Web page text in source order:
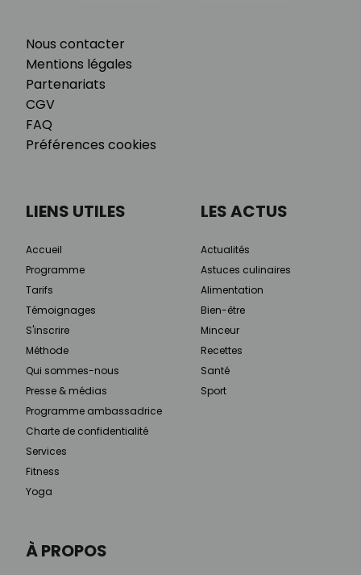
Nous contacter
Mentions légales
Partenariats
CGV
FAQ
Préférences cookies
À PROPOS
LIENS UTILES
Accueil
Programme
Tarifs
Témoignages
S'inscrire
Méthode
Qui sommes-nous
Presse & médias
Programme ambassadrice
Charte de confidentialité
Services
Fitness
Yoga
LES ACTUS
Actualités
Astuces culinaires
Alimentation
Bien-être
Minceur
Recettes
Santé
Sport